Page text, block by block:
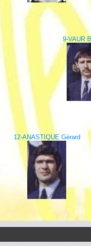
9-VAUR
12-ANASTIQUE Gérard